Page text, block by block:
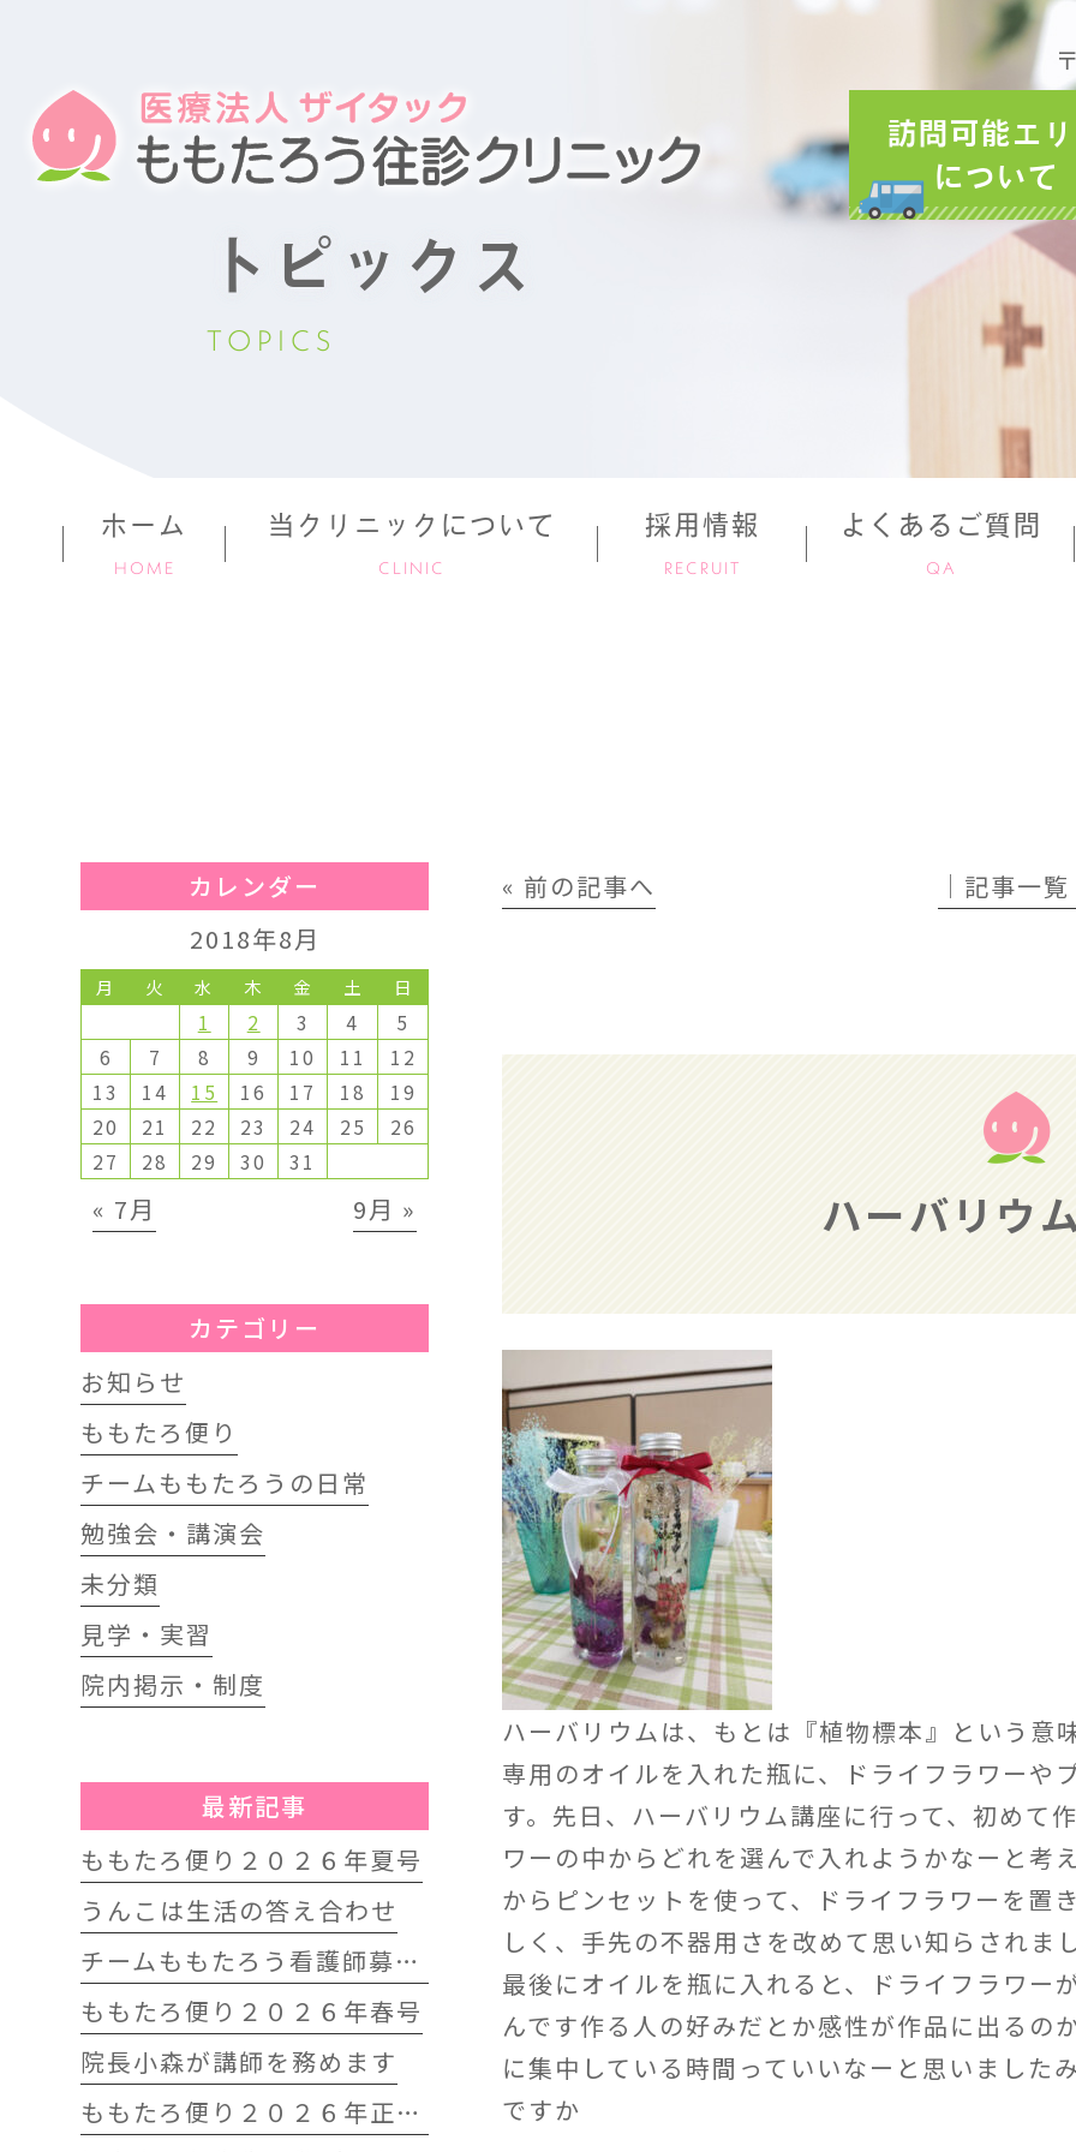
訪問可能エ
について
トピックス
TOPICS
ホーム
HOME
当クリニックについて
CLINIC
採用情報
RECRUIT
よくあるご質問
QA
« 前の記事へ │記事一
ハーバリウ
ハーバリウムは、もとは『植物標本』という意
専用のオイルを入れた瓶に、ドライフラワーや
す。先日、ハーバリウム講座に行って、初めて
ワーの中からどれを選んで入れようかなーと考
からピンセットを使って、ドライフラワーを置
しく、手先の不器用さを改めて思い知らされま
最後にオイルを瓶に入れると、ドライフラワー
んです作る人の好みだとか感性が作品に出るの
に集中している時間っていいなーと思いました
ですか
カレンダー
2018年8月
月 火 水 木 金 土 日
1 2 3 4
5
6
7 8 9 10 11
12
13
14 15 16 17 18
19
20
21 22 23 24 25
26
27
28 29 30 31
« 7月 9月 »
カテゴリー
お知らせ
ももたろ便り
チームももたろうの日常
勉強会・講演会
未分類
見学・実習
院内掲示・制度
最新記事
ももたろ便り２０２６年夏号
うんこは生活の答え合わせ
チームももたろう看護師募集中
ももたろ便り２０２６年春号
院長小森が講師を務めます
ももたろ便り２０２６年正月号